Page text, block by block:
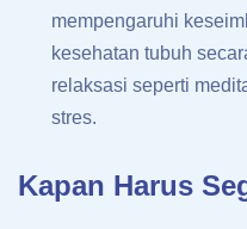
mempengaruhi
kesehatan tubuh
relaksasi seperti
stres.
Kapan Harus